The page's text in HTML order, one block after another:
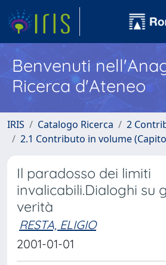
Benvenuti
Ricerca d'Ateneo
IRIS Catalogo Ricerca
2
2.1 Contributo in volume
Il paradosso dei limiti
invalicabili.Dialoghi su
verità
RESTA, ELIGIO
2001-01-01